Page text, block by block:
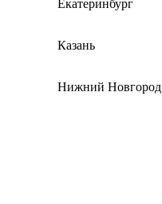
Екатеринбург
Казань
Нижний Новгород